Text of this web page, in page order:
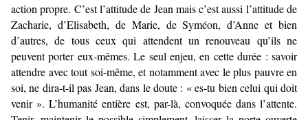
action propre. C’est l’attitude de Jean mais c’est aussi l’attitude de
Zacharie, d’Elisabeth, de Marie, de Syméon, d’Anne et bien
d’autres, de tous ceux qui attendent un renouveau qu’ils ne
peuvent porter eux-mêmes. Le seul enjeu, en cette durée : savoir
attendre avec tout soi-même, et notamment avec le plus pauvre en
soi, ne dira-t-il pas Jean, dans le doute : « es-tu bien celui qui doit
venir ». L’humanité entière est, par-là, convoquée dans l’attente.